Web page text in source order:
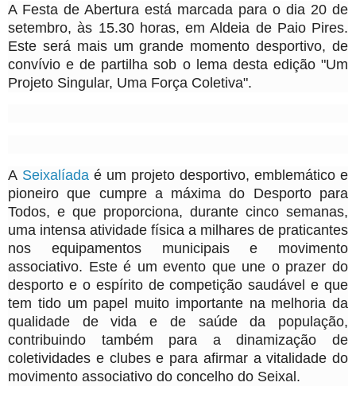
A Festa de Abertura está marcada para o dia 20 de
setembro, às 15.30 horas, em Aldeia de Paio Pires.
Este será mais um grande momento desportivo, de
convívio e de partilha sob o lema desta edição "Um
Projeto Singular, Uma Força Coletiva".
A Seixalíada é um projeto desportivo, emblemático e
pioneiro que cumpre a máxima do Desporto para
Todos, e que proporciona, durante cinco semanas,
uma intensa atividade física a milhares de praticantes
nos equipamentos municipais e movimento
associativo. Este é um evento que une o prazer do
desporto e o espírito de competição saudável e que
tem tido um papel muito importante na melhoria da
qualidade de vida e de saúde da população,
contribuindo também para a dinamização de
coletividades e clubes e para afirmar a vitalidade do
movimento associativo do concelho do Seixal.